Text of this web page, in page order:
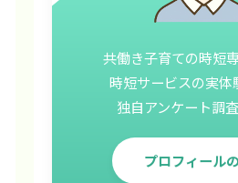
共働き子育ての時短
時短サービスの実体
独自アンケート調
プロフィール